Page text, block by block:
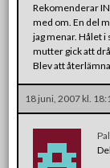
Rekomenderar
med om. En del
jag menar. Hålet
mutter gick att
Blev att
18 juni, 2007 kl.